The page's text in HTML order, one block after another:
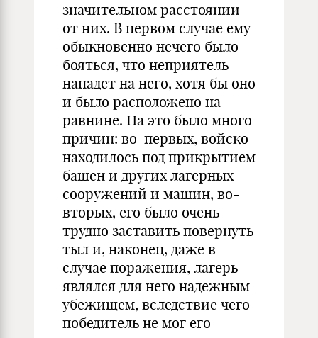
значительном расстоянии
от них. В первом случае ему
обыкновенно нечего было
бояться, что неприятель
нападет на него, хотя бы оно
и было расположено на
равнине. На это было много
причин: во-первых, войско
находилось под прикрытием
башен и других лагерных
сооружений и машин, во-
вторых, его было очень
трудно заставить повернуть
тыл и, наконец, даже в
случае поражения, лагерь
являлся для него надежным
убежищем, вследствие чего
победитель не мог его